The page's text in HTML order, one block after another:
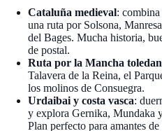
Cataluña medieval:
una ruta por Solsona,
del Bages. Mucha historia,
de postal.
Ruta por la Mancha
Talavera de la Reina, el
los molinos de Consuegra.
Urdaibai y costa vasca:
y explora Gernika, Mundaka
Plan perfecto para amantes